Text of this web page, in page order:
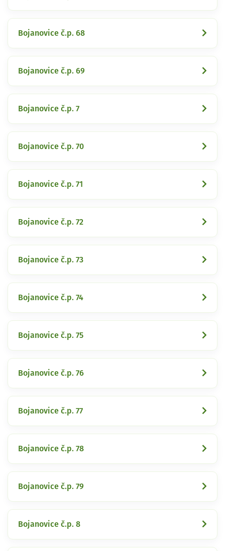
Bojanovice č.p. 68
Bojanovice č.p. 69
Bojanovice č.p. 7
Bojanovice č.p. 70
Bojanovice č.p. 71
Bojanovice č.p. 72
Bojanovice č.p. 73
Bojanovice č.p. 74
Bojanovice č.p. 75
Bojanovice č.p. 76
Bojanovice č.p. 77
Bojanovice č.p. 78
Bojanovice č.p. 79
Bojanovice č.p. 8